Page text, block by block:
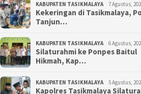
KABUPATEN TASIKMALAYA 7 Agustus,
Kekeringan di Tasikmalaya,
Tanjun…
KABUPATEN TASIKMALAYA 6 Agustus,
Silaturahmi ke Ponpes Baitul
Hikmah, Kap…
KABUPATEN TASIKMALAYA 5 Agustus,
Kapolres Tasikmalaya